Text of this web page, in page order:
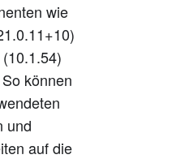
wie
können
und
auf die